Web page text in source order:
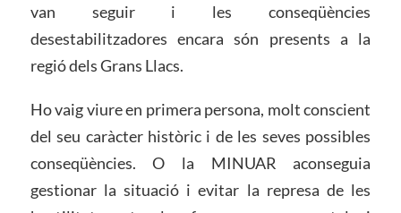
van seguir i les conseqüències
desestabilitzadores encara són presents a la
regió dels Grans Llacs.
Ho vaig viure en primera persona, molt conscient
del seu caràcter històric i de les seves possibles
conseqüències. O la MINUAR aconseguia
gestionar la situació i evitar la represa de les